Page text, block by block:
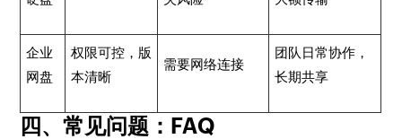
企业
网盘
权限可控，版
本清晰
需要网络连接
团队日常协作，
长期共享
四、常见问题：FAQ